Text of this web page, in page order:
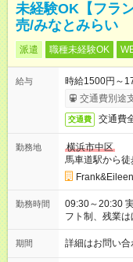
未経験OK【フラ
売/みなとみらい
派遣 職種未経験OK
給与
時給1500円～
交通費別途
交通費 交通費
勤務地
横浜市中区
馬車道駅から徒
Frank&Eileen
勤務時間
09:30～20:30 実働8時間、休憩1.5時間 営業時間に合わせたシ
フト制、残業
18：30、遅番
期間 詳細はお問い